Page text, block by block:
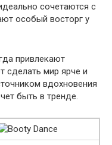
сочетаются с
особый восторг у
привлекают
сделать мир ярче и
вдохновения
быть в тренде.